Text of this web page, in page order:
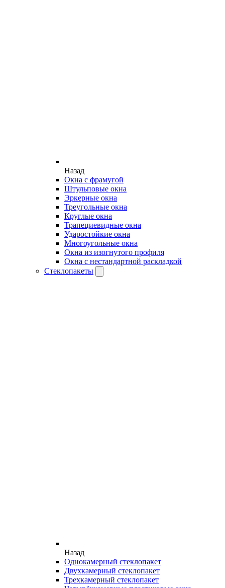
Назад
Окна с фрамугой
Штульповые окна
Эркерные окна
Треугольные окна
Круглые окна
Трапециевидные окна
Ударостойкие окна
Многоугольные окна
Окна из изогнутого профиля
Окна с нестандартной раскладкой
Стеклопакеты
Назад
Однокамерный стеклопакет
Двухкамерный стеклопакет
Трехкамерный стеклопакет